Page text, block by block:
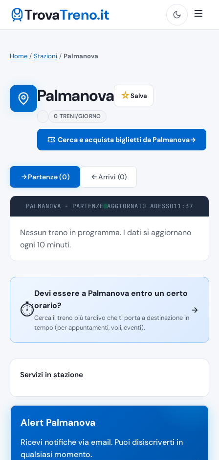
TrovaTreno.it
Home / Stazioni / Palmanova
Palmanova ☆Salva
0 TRENI/GIORNO
Cerca e acquista biglietti da Palmanova→
Partenze (0) Arrivi (0)
PALMANOVA - PARTENZE AGGIORNATO ADESSO11:37
Nessun treno in programma. I dati si aggiornano
ogni 10 minuti.
⏱️
Devi essere a Palmanova entro un certo
orario?
Cerca il treno più tardivo che ti porta a destinazione in
tempo (per appuntamenti, voli, eventi).
Servizi in stazione
Alert Palmanova
Ricevi notifiche via email. Puoi disiscriverti in
qualsiasi momento.